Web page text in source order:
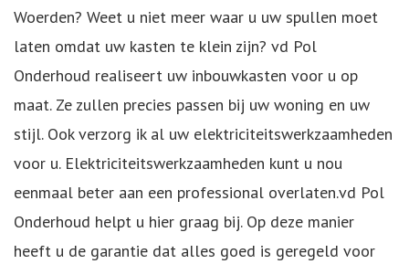
Woerden? Weet u niet meer waar u uw spullen moet
laten omdat uw kasten te klein zijn? vd Pol
Onderhoud realiseert uw inbouwkasten voor u op
maat. Ze zullen precies passen bij uw woning en uw
stijl. Ook verzorg ik al uw elektriciteitswerkzaamheden
voor u. Elektriciteitswerkzaamheden kunt u nou
eenmaal beter aan een professional overlaten.vd Pol
Onderhoud helpt u hier graag bij. Op deze manier
heeft u de garantie dat alles goed is geregeld voor